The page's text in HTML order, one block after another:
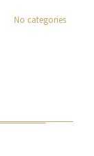
No categories